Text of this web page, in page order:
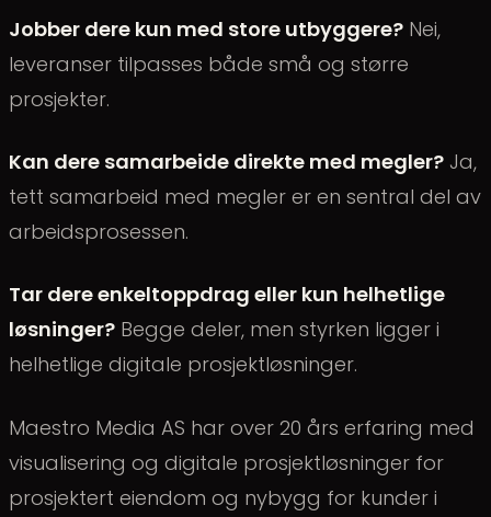
Jobber dere kun med store utbyggere? Nei,
leveranser tilpasses både små og større
prosjekter.
Kan dere samarbeide direkte med megler? Ja,
tett samarbeid med megler er en sentral del av
arbeidsprosessen.
Tar dere enkeltoppdrag eller kun helhetlige
løsninger? Begge deler, men styrken ligger i
helhetlige digitale prosjektløsninger.
Maestro Media AS har over 20 års erfaring med
visualisering og digitale prosjektløsninger for
prosjektert eiendom og nybygg for kunder i